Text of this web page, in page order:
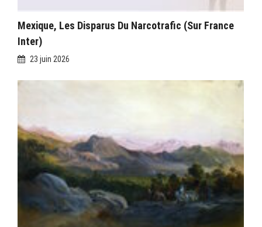
Mexique, Les Disparus Du Narcotrafic (sur France
Inter)
23 juin 2026